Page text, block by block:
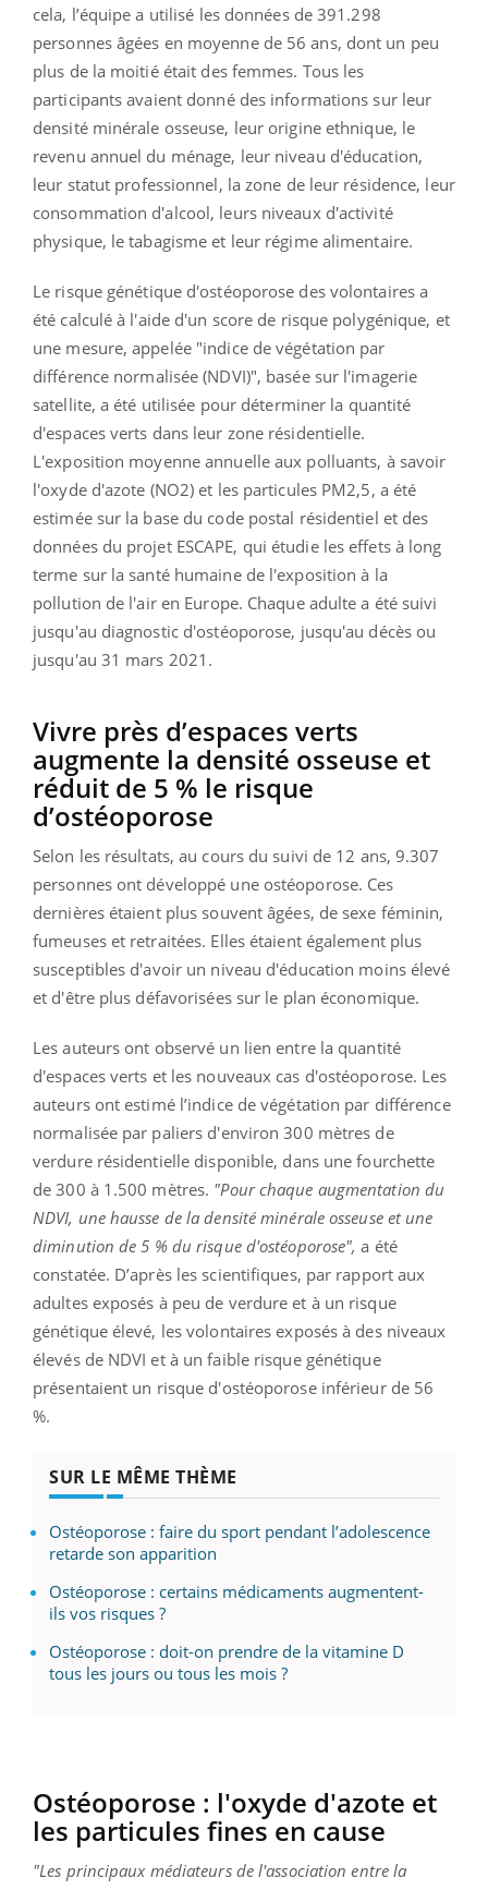
cela, l’équipe a utilisé les données de 391.298
personnes âgées en moyenne de 56 ans, dont un peu
plus de la moitié était des femmes. Tous les
participants avaient donné des informations sur leur
densité minérale osseuse, leur origine ethnique, le
revenu annuel du ménage, leur niveau d'éducation,
leur statut professionnel, la zone de leur résidence, leur
consommation d'alcool, leurs niveaux d'activité
physique, le tabagisme et leur régime alimentaire.
Le risque génétique d'ostéoporose des volontaires a
été calculé à l'aide d'un score de risque polygénique, et
une mesure, appelée "indice de végétation par
différence normalisée (NDVI)", basée sur l'imagerie
satellite, a été utilisée pour déterminer la quantité
d'espaces verts dans leur zone résidentielle.
L'exposition moyenne annuelle aux polluants, à savoir
l'oxyde d'azote (NO2) et les particules PM2,5, a été
estimée sur la base du code postal résidentiel et des
données du projet ESCAPE, qui étudie les effets à long
terme sur la santé humaine de l'exposition à la
pollution de l'air en Europe. Chaque adulte a été suivi
jusqu'au diagnostic d'ostéoporose, jusqu'au décès ou
jusqu'au 31 mars 2021.
Vivre près d’espaces verts
augmente la densité osseuse et
réduit de 5 % le risque
d’ostéoporose
Selon les résultats, au cours du suivi de 12 ans, 9.307
personnes ont développé une ostéoporose. Ces
dernières étaient plus souvent âgées, de sexe féminin,
fumeuses et retraitées. Elles étaient également plus
susceptibles d'avoir un niveau d'éducation moins élevé
et d'être plus défavorisées sur le plan économique.
Les auteurs ont observé un lien entre la quantité
d'espaces verts et les nouveaux cas d'ostéoporose. Les
auteurs ont estimé l’indice de végétation par différence
normalisée par paliers d'environ 300 mètres de
verdure résidentielle disponible, dans une fourchette
de 300 à 1.500 mètres. "Pour chaque augmentation du
NDVI, une hausse de la densité minérale osseuse et une
diminution de 5 % du risque d'ostéoporose", a été
constatée. D’après les scientifiques, par rapport aux
adultes exposés à peu de verdure et à un risque
génétique élevé, les volontaires exposés à des niveaux
élevés de NDVI et à un faible risque génétique
présentaient un risque d'ostéoporose inférieur de 56
%.
SUR LE MÊME THÈME
Ostéoporose : faire du sport pendant l’adolescence
retarde son apparition
Ostéoporose : certains médicaments augmentent-
ils vos risques ?
Ostéoporose : doit-on prendre de la vitamine D
tous les jours ou tous les mois ?
Ostéoporose : l'oxyde d'azote et
les particules fines en cause
"Les principaux médiateurs de l'association entre la